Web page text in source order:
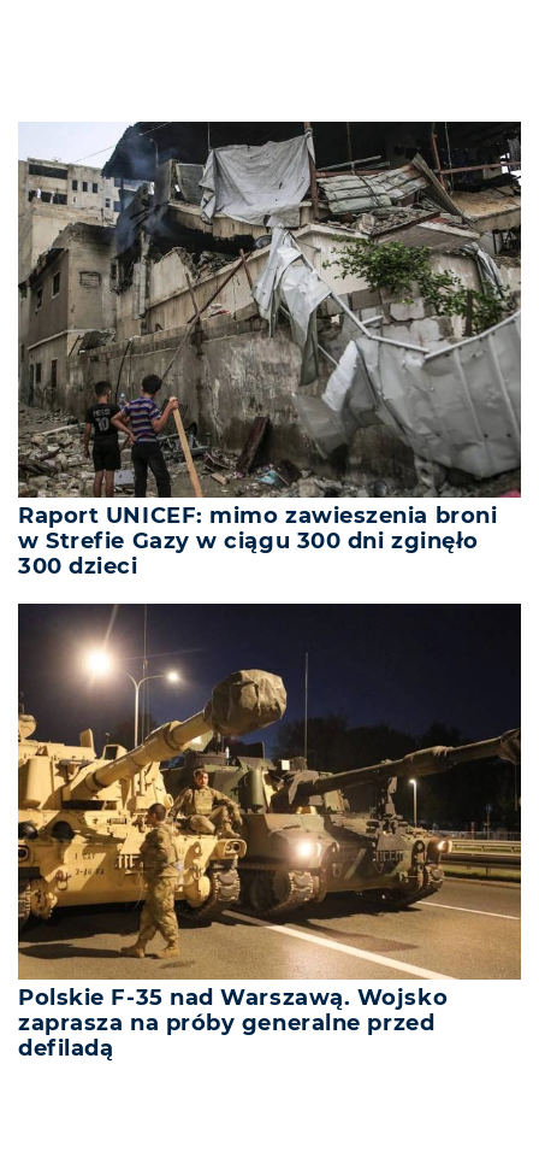
Raport UNICEF: mimo zawieszenia broni
w Strefie Gazy w ciągu 300 dni zginęło
300 dzieci
Polskie F-35 nad Warszawą. Wojsko
zaprasza na próby generalne przed
defiladą